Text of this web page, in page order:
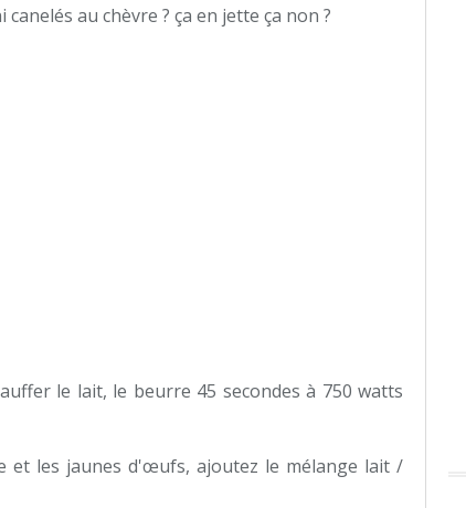
au chèvre ? ça en jette ça non ?
le lait, le beurre 45 secondes à 750 watts
et les jaunes d'œufs, ajoutez le mélange lait /